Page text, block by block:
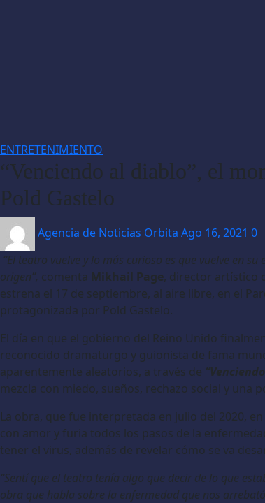
ENTRETENIMIENTO
“Venciendo al diablo”, el
Pold Gastelo
Agencia de Noticias Orbita Ago 16, 2021 0
“El teatro vuelve y lo más curioso es que vuelve en
origen”, comenta Mikhail Page, director artístico
estrena el 17 de septiembre, al aire libre, en el
protagonizada por Pold Gastelo.
El día en que el gobierno del Reino Unido
reconocido dramaturgo y guionista de fama
aparentemente aleatorios, a través de
mezcla con miedo, sueños, rechazo social y una
La obra, que fue interpretada en julio del 2020,
con amor y furia todos los pasos de la
tener el virus, además de revelar cómo se va
“Sentí que el teatro tenía algo que decir de lo que
obra que habla sobre la enfermedad que nos